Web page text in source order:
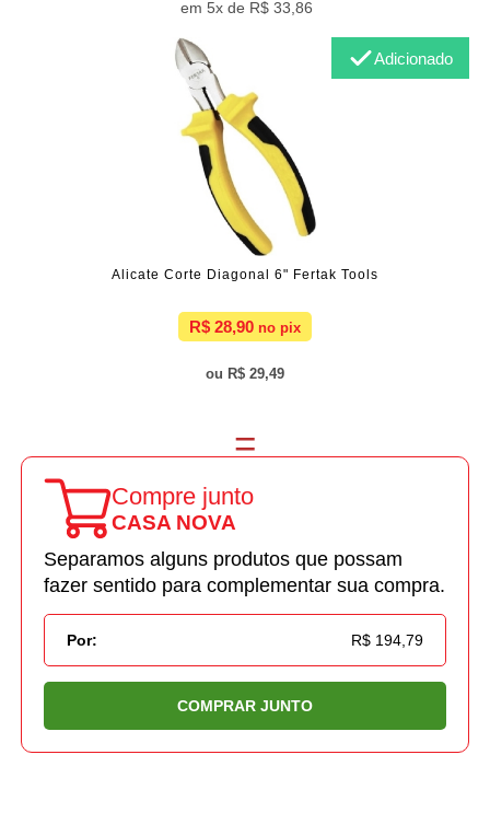
5x de R$ 33,86
Alicate Corte Diagonal 6" Fertak Tools
R$ 28,90
R$ 29,49
Adicionado
Compre junto
CASA NOVA
Separamos alguns produtos que possam
fazer sentido para complementar sua compra.
Por: R$ 194,79
COMPRAR JUNTO